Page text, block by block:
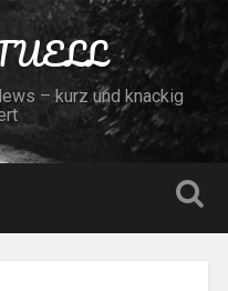
– kurz und knackig